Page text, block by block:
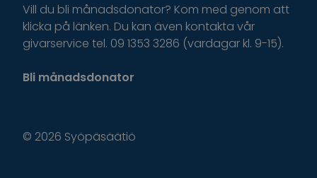
Vill du bli månadsdonator? Kom med genom att
klicka på länken. Du kan även kontakta vår
givarservice tel. 09 1353 3286 (vardagar kl. 9-15).
Bli månadsdonator
© 2026 Syöpäsäätiö